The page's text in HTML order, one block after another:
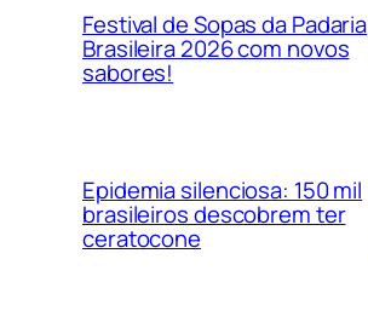
Festival de Sopas da Padaria
Brasileira 2026 com novos
sabores!
Epidemia silenciosa: 150 mil
brasileiros descobrem ter
ceratocone